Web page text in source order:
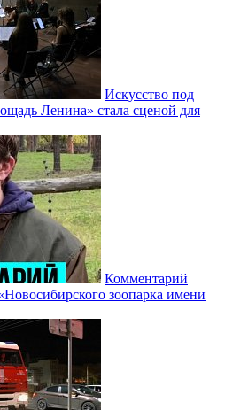
Искусство под
Ленина» стала сценой для
Комментарий
зоопарка имени